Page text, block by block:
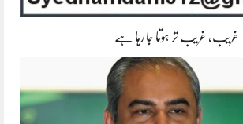
غریب، غریب تر ہوتا جا رہا ہے